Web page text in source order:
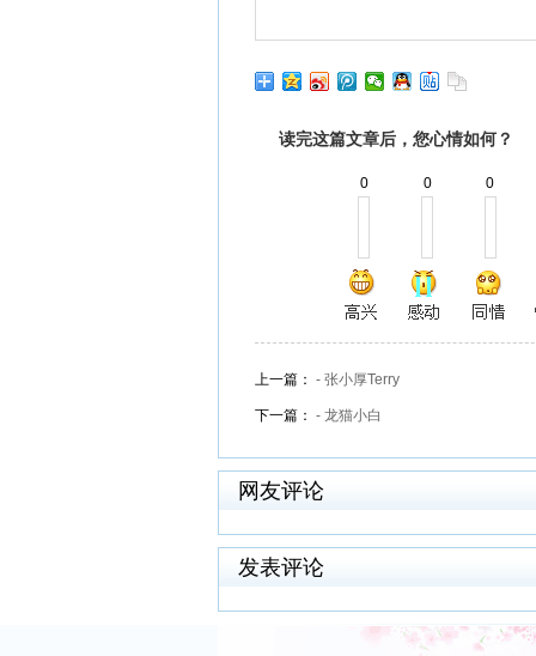
读完这篇文章后，您心情如何？
0 0 0
上一篇： - 张小厚Terry
下一篇： - 龙猫小白
网友评论
发表评论